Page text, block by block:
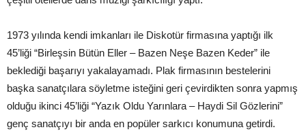
1973 yılında kendi imkanları ile Diskotür firmasına yaptığı ilk
45’liği “Birleşsin Bütün Eller – Bazen Neşe Bazen Keder” ile
beklediği başarıyı yakalayamadı. Plak firmasının bestelerini
başka sanatçılara söyletme isteğini geri çevirdikten sonra yapmış
olduğu ikinci 45’liği “Yazık Oldu Yarınlara – Haydi Sil Gözlerini”
genç sanatçıyı bir anda en popüler sarkıcı konumuna getirdi.